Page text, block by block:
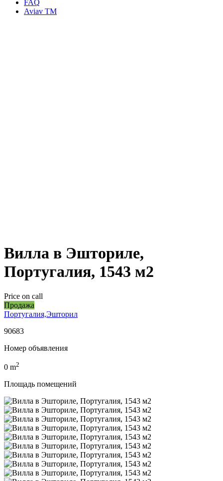
FAQ
Aviav TM
Вилла в Эшториле,
Португалия, 1543 м2
Price on call
Продажа
Португалия,Эшторил
90683
Номер объявления
0 m2
Площадь помещений